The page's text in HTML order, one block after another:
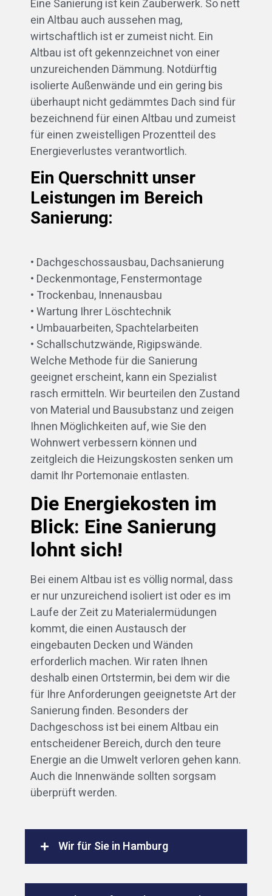
Eine Sanierung ist kein Zauberwerk. So nett
ein Altbau auch aussehen mag,
wirtschaftlich ist er zumeist nicht. Ein
Altbau ist oft gekennzeichnet von einer
unzureichenden Dämmung. Notdürftig
isolierte Außenwände und ein gering bis
überhaupt nicht gedämmtes Dach sind für
bezeichnend für einen Altbau und zumeist
für einen zweistelligen Prozentteil des
Energieverlustes verantwortlich.
Ein Querschnitt unser
Leistungen im Bereich
Sanierung:
• Dachgeschossausbau, Dachsanierung
• Deckenmontage, Fenstermontage
• Trockenbau, Innenausbau
• Wartung Ihrer Löschtechnik
• Umbauarbeiten, Spachtelarbeiten
• Schallschutzwände, Rigipswände.
Welche Methode für die Sanierung
geeignet erscheint, kann ein Spezialist
rasch ermitteln. Wir beurteilen den Zustand
von Material und Bausubstanz und zeigen
Ihnen Möglichkeiten auf, wie Sie den
Wohnwert verbessern können und
zeitgleich die Heizungskosten senken um
damit Ihr Portemonaie entlasten.
Die Energiekosten im
Blick: Eine Sanierung
lohnt sich!
Bei einem Altbau ist es völlig normal, dass
er nur unzureichend isoliert ist oder es im
Laufe der Zeit zu Materialermüdungen
kommt, die einen Austausch der
eingebauten Decken und Wänden
erforderlich machen. Wir raten Ihnen
deshalb einen Ortstermin, bei dem wir die
für Ihre Anforderungen geeignetste Art der
Sanierung finden. Besonders der
Dachgeschoss ist bei einem Altbau ein
entscheidener Bereich, durch den teure
Energie an die Umwelt verloren gehen kann.
Auch die Innenwände sollten sorgsam
überprüft werden.
Wir für Sie in Hamburg